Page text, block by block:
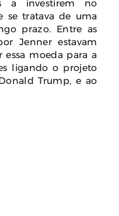
a investirem no
se tratava de uma
prazo. Entre as
Jenner estavam
essa moeda para a
ligando o projeto
Trump, e ao